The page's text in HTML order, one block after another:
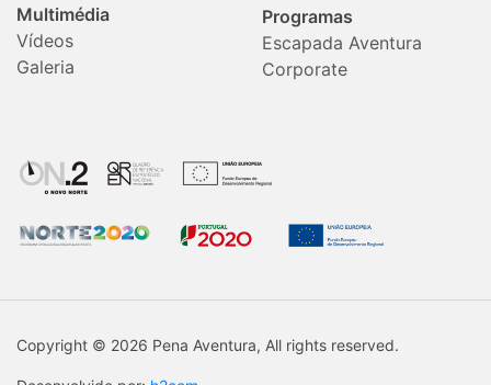
Multimédia
Vídeos
Galeria
Programas
Escapada Aventura
Corporate
Copyright © 2026 Pena Aventura, All rights reserved.